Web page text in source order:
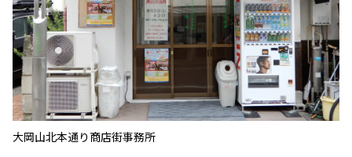
大岡山北本通り商店街事務所